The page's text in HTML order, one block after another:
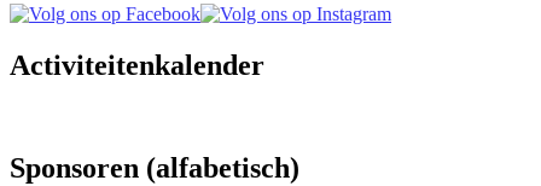
Activiteitenkalender
Sponsoren (alfabetisch)